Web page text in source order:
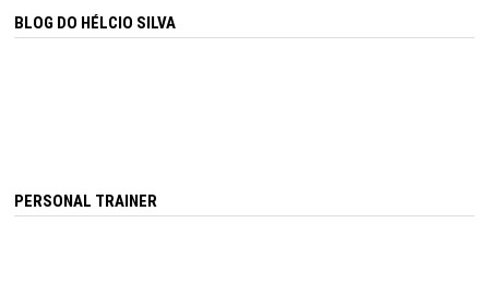
BLOG DO HÉLCIO SILVA
PERSONAL TRAINER